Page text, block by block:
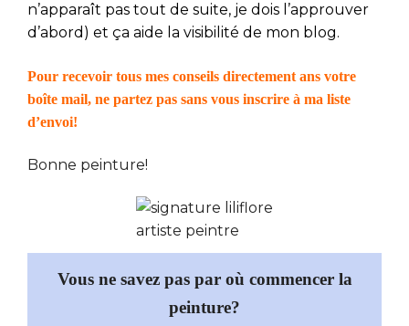
n’apparaît pas tout de suite, je dois l’approuver
d’abord) et ça aide la visibilité de mon blog.
Pour recevoir tous mes conseils directement ans votre
boîte mail, ne partez pas sans vous inscrire à ma liste
d’envoi!
Bonne peinture!
Vous ne savez pas par où commencer la
peinture?